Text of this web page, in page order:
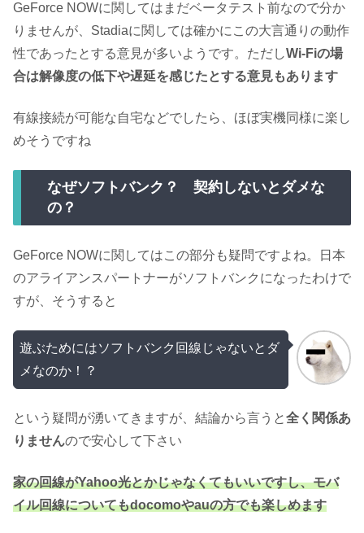
GeForce NOWに関してはまだベータテスト前なので分か
りませんが、Stadiaに関しては確かにこの大言通りの動作
性であったとする意見が多いようです。ただしWi-Fiの場
合は解像度の低下や遅延を感じたとする意見もあります
有線接続が可能な自宅などでしたら、ほぼ実機同様に楽し
めそうですね
なぜソフトバンク？ 契約しないとダメな
の？
GeForce NOWに関してはこの部分も疑問ですよね。日本
のアライアンスパートナーがソフトバンクになったわけで
すが、そうすると
遊ぶためにはソフトバンク回線じゃないとダ
メなのか！？
という疑問が湧いてきますが、結論から言うと全く関係あ
りませんので安心して下さい
家の回線がYahoo光とかじゃなくてもいいですし、モバ
イル回線についてもdocomoやauの方でも楽しめます